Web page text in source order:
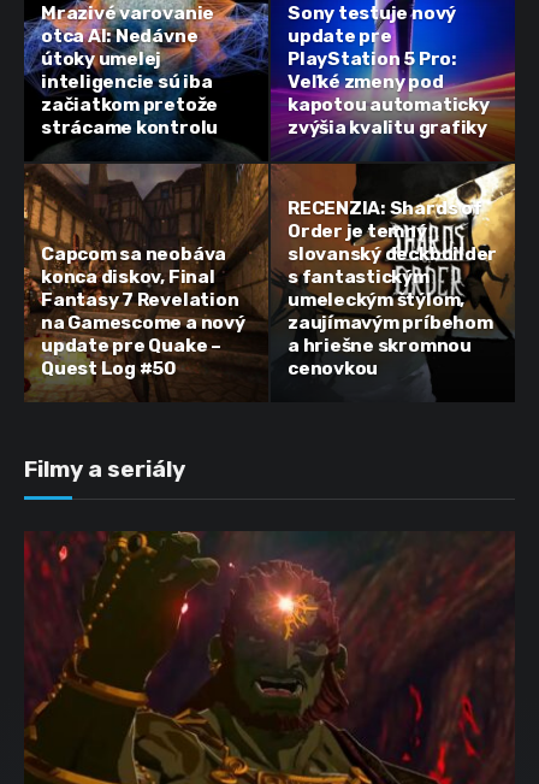
Mrazivé varovanie
otca AI: Nedávne
útoky umelej
inteligencie sú iba
začiatkom pretože
strácame kontrolu
Sony testuje nový
update pre
PlayStation 5 Pro:
Veľké zmeny pod
kapotou automaticky
zvýšia kvalitu grafiky
Capcom sa neobáva
konca diskov, Final
Fantasy 7 Revelation
na Gamescome a nový
update pre Quake –
Quest Log #50
RECENZIA: Shards of
Order je temný
slovanský deckbuilder
s fantastickým
umeleckým štýlom,
zaujímavým príbehom
a hriešne skromnou
cenovkou
Filmy a seriály